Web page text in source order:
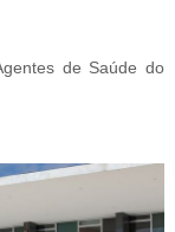
de Saúde do